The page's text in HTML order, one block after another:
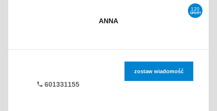
120
OFERT
ANNA
601331155
zostaw wiadomość